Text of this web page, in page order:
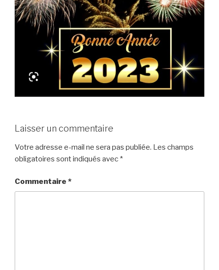
Laisser un commentaire
Votre adresse e-mail ne sera pas publiée. Les champs
obligatoires sont indiqués avec *
Commentaire *